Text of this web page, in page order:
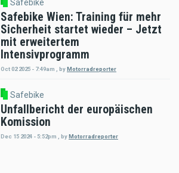
Safebike
Safebike Wien: Training für mehr
Sicherheit startet wieder – Jetzt
mit erweitertem
Intensivprogramm
Oct 02 2025 - 7:49am byMotorradreporter
Safebike
Unfallbericht der europäischen
Komission
Dec 15 2024 - 5:52pm , by Motorradreporter